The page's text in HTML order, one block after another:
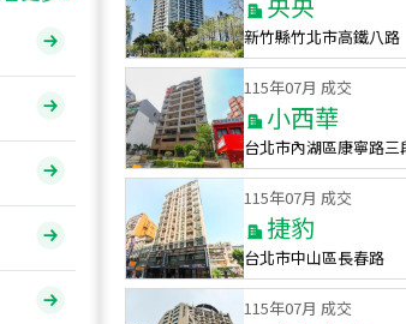
新竹縣竹北市高鐵八路
115年07月 成交
小西華
台北市內湖區康寧路三段
115年07月 成交
捷豹
台北市中山區長春路
115年07月 成交
十泉十美